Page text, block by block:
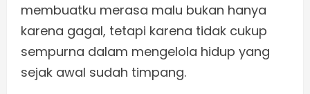
membuatku merasa malu bukan hanya
karena gagal, tetapi karena tidak cukup
sempurna dalam mengelola hidup yang
sejak awal sudah timpang.